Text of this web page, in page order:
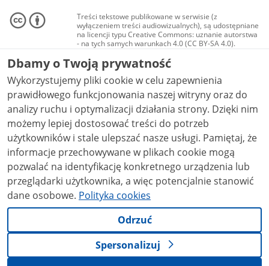
Treści tekstowe publikowane w serwisie (z
wyłączeniem treści audiowizualnych), są udostępniane
na licencji typu Creative Commons: uznanie autorstwa
- na tych samych warunkach 4.0 (CC BY-SA 4.0).
Materiały audiowizualne, w tym zdjęcia, materiały
audio i wideo, są udostępniane na licencji typu
Creative Commons: uznanie autorstwa użycie
niekomercyjne - bez utworów zależnych 4.0 (CC BY-
NC-ND 4.0), o ile nie jest to stwierdzone inaczej.
Dbamy o Twoją prywatność
Wykorzystujemy pliki cookie w celu zapewnienia
prawidłowego funkcjonowania naszej witryny oraz do
analizy ruchu i optymalizacji działania strony. Dzięki nim
możemy lepiej dostosować treści do potrzeb
użytkowników i stale ulepszać nasze usługi. Pamiętaj, że
informacje przechowywane w plikach cookie mogą
pozwalać na identyfikację konkretnego urządzenia lub
przeglądarki użytkownika, a więc potencjalnie stanowić
dane osobowe. Polityka cookies
Odrzuć
Spersonalizuj